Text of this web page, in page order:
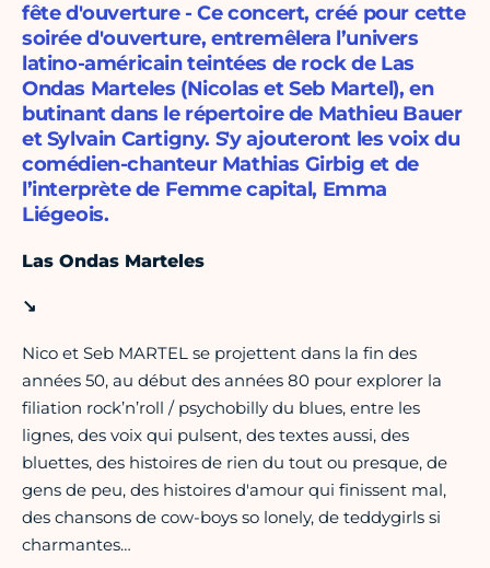
fête d'ouverture - Ce concert, créé pour cette
soirée d'ouverture, entremêlera l’univers
latino-américain teintées de rock de Las
Ondas Marteles (Nicolas et Seb Martel), en
butinant dans le répertoire de Mathieu Bauer
et Sylvain Cartigny. S'y ajouteront les voix du
comédien-chanteur Mathias Girbig et de
l’interprète de Femme capital, Emma
Liégeois.
Las Ondas Marteles
↘
Nico et Seb MARTEL se projettent dans la fin des
années 50, au début des années 80 pour explorer la
filiation rock’n’roll / psychobilly du blues, entre les
lignes, des voix qui pulsent, des textes aussi, des
bluettes, des histoires de rien du tout ou presque, de
gens de peu, des histoires d'amour qui finissent mal,
des chansons de cow-boys so lonely, de teddygirls si
charmantes…